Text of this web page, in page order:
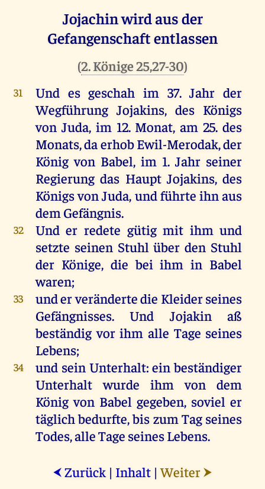
Jojachin wird aus der
Gefangenschaft entlassen
(2. Könige 25,27-30)
31 Und es geschah im 37.Jahr der
Wegführung Jojakins,des Königs
von Juda, im 12. Monat,am 25.des
Monats,daerhobEwil-Merodak,der
König von Babel,im 1.Jahr seiner
Regierungdas HauptJojakins,des
KönigsvonJuda, undführte ihnaus
dem Gefängnis.
32 Und er redete gütig mit ihm und
setzte seinen Stuhl über den Stuhl
der Könige, die bei ihm in Babel
waren;
33 underverändertedie Kleiderseines
Gefängnisses.Und Jojakinaß
beständig vor ihm alle Tage seines
Lebens;
34 und sein Unterhalt:einbeständiger
Unterhalt
wurde ihm von
dem
König von Babel gegeben, soviel er
täglichbedurfte,bis zum Tag seines
Todes,alleTage seinesLebens.
⮜ Zurück | Inhalt |Weiter ⮞